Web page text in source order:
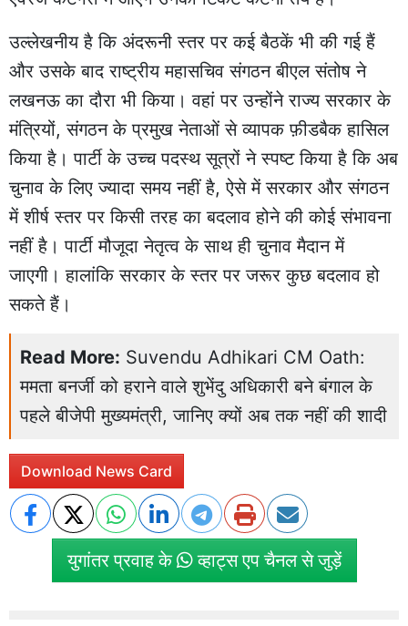
उल्लेखनीय है कि अंदरूनी स्तर पर कई बैठकें भी की गई हैं
और उसके बाद राष्ट्रीय महासचिव संगठन बीएल संतोष ने
लखनऊ का दौरा भी किया। वहां पर उन्होंने राज्य सरकार के
मंत्रियों, संगठन के प्रमुख नेताओं से व्यापक फ़ीडबैक हासिल
किया है। पार्टी के उच्च पदस्थ सूत्रों ने स्पष्ट किया है कि अब
चुनाव के लिए ज्यादा समय नहीं है, ऐसे में सरकार और संगठन
में शीर्ष स्तर पर किसी तरह का बदलाव होने की कोई संभावना
नहीं है। पार्टी मौजूदा नेतृत्व के साथ ही चुनाव मैदान में
जाएगी। हालांकि सरकार के स्तर पर जरूर कुछ बदलाव हो
सकते हैं।
Read More: Suvendu Adhikari CM Oath:
ममता बनर्जी को हराने वाले शुभेंदु अधिकारी बने बंगाल के
पहले बीजेपी मुख्यमंत्री, जानिए क्यों अब तक नहीं की शादी
Download News Card
युगांतर प्रवाह के व्हाट्स एप चैनल से जुड़ें